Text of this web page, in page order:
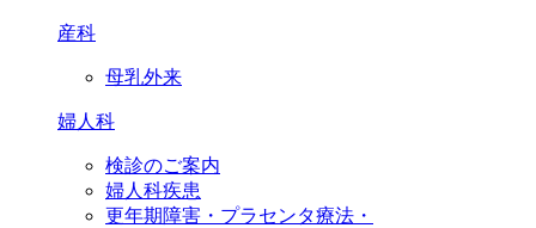
産科
母乳外来
婦人科
検診のご案内
婦人科疾患
更年期障害・プラセンタ療法・